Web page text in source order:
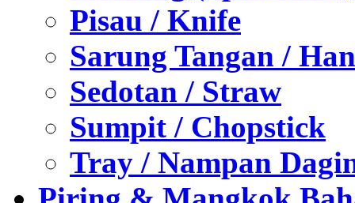
Pisau / Knife
Sarung Tangan /
Sedotan / Straw
Sumpit / Chopstick
Tray / Nampan